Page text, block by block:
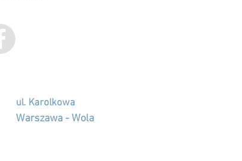
ul. Karolkowa
Warszawa - Wola